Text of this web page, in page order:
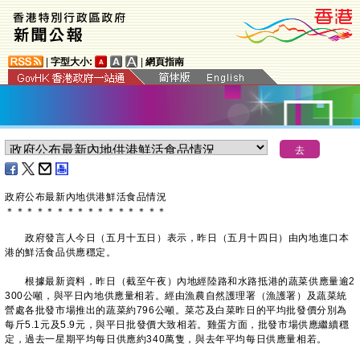
字型大小: 網頁指南
政府公布最新內地供港鮮活食品情況
＊ ＊ ＊ ＊ ＊ ＊ ＊ ＊ ＊ ＊ ＊ ＊ ＊ ＊ ＊ ＊
政府發言人今日（五月十五日）表示，昨日（五月十四日）由內地進口本
港的鮮活食品供應穩定。
根據最新資料，昨日（截至午夜）內地經陸路和水路抵港的蔬菜供應量逾2
300公噸，與平日內地供應量相若。經由漁農自然護理署（漁護署）及蔬菜統
營處各批發市場推出的蔬菜約796公噸。菜芯及白菜昨日的平均批發價分別為
每斤5.1元及5.9元，與平日批發價大致相若。雞蛋方面，批發市場供應繼續穩
定，過去一星期平均每日供應約340萬隻，與去年平均每日供應量相若。